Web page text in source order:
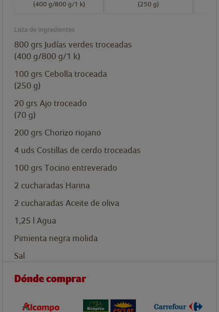
(400 g/800 g/1 k)
(250 g)
Lista de ingredientes
800 grs Judías verdes troceadas
(400 g/800 g/1 k)
100 grs Cebolla troceada
(250 g)
20 grs Ajo troceado
(70 g)
200 grs Chorizo riojano
4 uds Costillas de cerdo troceadas
100 grs Tocino entreverado
2 cucharadas Harina
2 cucharadas Aceite de oliva
1,25 l Agua
Pimienta negra molida
Sal
Dónde comprar